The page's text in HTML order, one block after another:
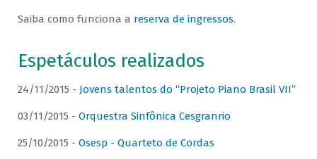
Saiba como funciona a reserva de ingressos.
Espetáculos realizados
24/11/2015 - Jovens talentos do “Projeto Piano Brasil VII”
03/11/2015 - Orquestra Sinfônica Cesgranrio
25/10/2015 - Osesp - Quarteto de Cordas